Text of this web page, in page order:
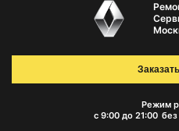
Режим
с 9:00 до 21:00